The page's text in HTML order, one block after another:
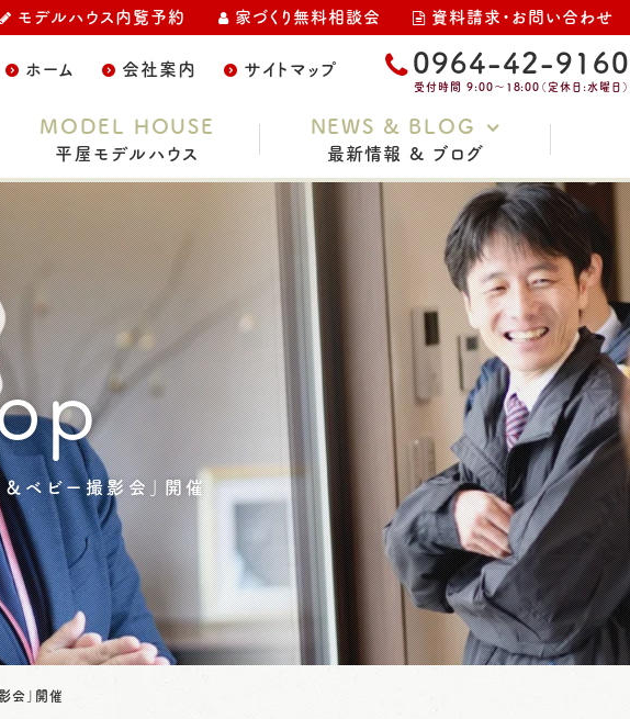
ホーム 会社案内 サイトマップ
モデルハウス内覧予約 家づくり無料相談会 資料請求・お問い合わせ
0964-42-9160
受付時間 9:00～18:00（定休日:水曜日）
MODEL HOUSE
平屋モデルハウス
NEWS & BLOG
最新情報 & ブログ
お知らせ
家づくりコラム
スタッフブログ
イベント・完成見学会
土地情報
現場レポート
ベビー撮影会」開催
会」開催